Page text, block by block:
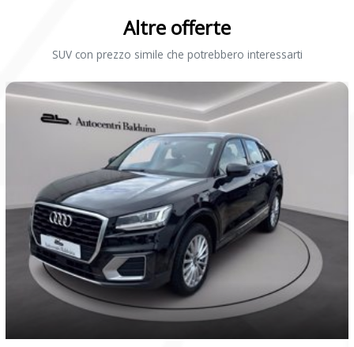
Altre offerte
SUV con prezzo simile che potrebbero interessarti